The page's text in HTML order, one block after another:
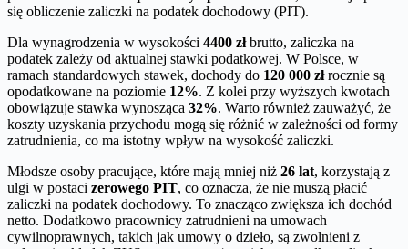
się obliczenie zaliczki na podatek dochodowy (PIT).
Dla wynagrodzenia w wysokości 4400 złbrutto, zaliczka na
podatek zależy od aktualnej stawki podatkowej. W Polsce, w
ramach standardowych stawek, dochody do 120 000 złrocznie są
opodatkowane na poziomie 12%. Z kolei przy wyższych kwotach
obowiązuje stawka wynosząca 32%. Warto również zauważyć, że
koszty uzyskania przychodu mogą się różnić w zależności od formy
zatrudnienia, co ma istotny wpływ na wysokość zaliczki.
Młodsze osoby pracujące, które mają mniej niż 26 lat, korzystają z
ulgi w postaci zerowego PIT, co oznacza, że nie muszą płacić
zaliczki na podatek dochodowy. To znacząco zwiększa ich dochód
netto. Dodatkowo pracownicy zatrudnieni na umowach
cywilnoprawnych, takich jak umowy o dzieło, są zwolnieni z